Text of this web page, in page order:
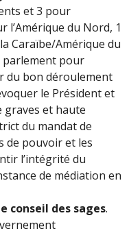
et 3 pour
l’Amérique du Nord, 1
Caraïbe/Amérique du
parlement pour
du bon déroulement
le Président et
et haute
du mandat de
de pouvoir et les
l’intégrité du
de médiation en
conseil des sages.